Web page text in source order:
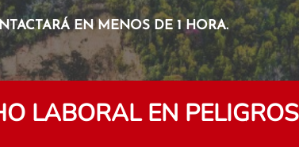
EN MENOS DE 1 HORA.
LABORAL EN PELIGROS